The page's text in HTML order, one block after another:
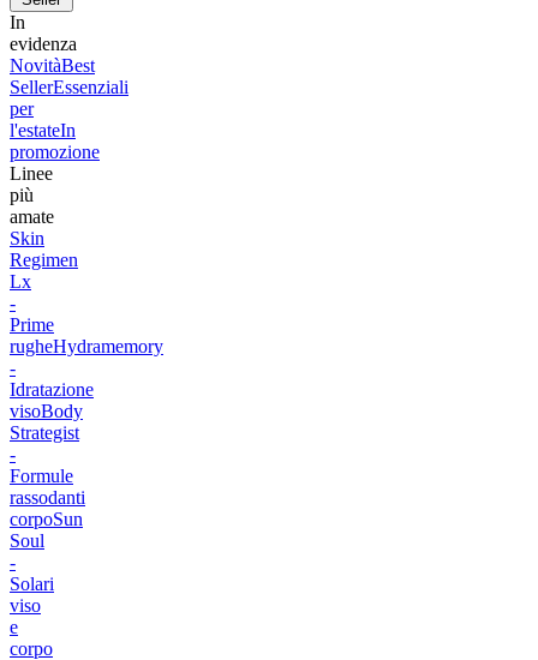
In
evidenza
NovitàBest
SellerEssenziali
per
l'estateIn
promozione
Linee
più
amate
Skin
Regimen
Lx
-
Prime
rugheHydramemory
-
Idratazione
visoBody
Strategist
-
Formule
rassodanti
corpoSun
Soul
-
Solari
viso
e
corpo